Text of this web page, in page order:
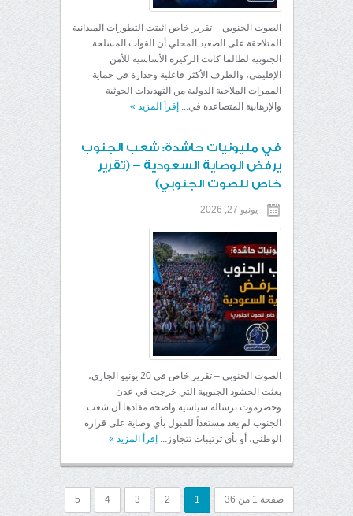
الصوت الجنوبي – تقرير خاص ​اثبتت التطورات الميدانية
المتلاحقة على الصعيد المحلي أن القوات المسلحة
الجنوبية لطالما كانت الركيزة الأساسية للأمن
الإقليمي، والطرف الأكثر فاعلية وجدارة في حماية
الممرات الملاحية الدولية من التهديدات الحوثية
والإرهابية المتصاعدة في... إقرأ المزيد »
في مليونيات حاشدة: شعب الجنوب
يرفض الوصاية السعودية – (تقرير
خاص للصوت الجنوبي)
يونيو 27, 2026
الصوت الجنوبي – تقرير خاص في 20 يونيو الجاري،
بعثت الحشود الجنوبية التي خرجت في عدن
وحضرموت برسالة سياسية واضحة مفادها أن شعب
الجنوب لم يعد مستعداً للقبول بأي وصاية على قراره
الوطني، أو بأي ترتيبات تتجاوز... إقرأ المزيد »
صفحة 1 من 36 1
2
3
4
5